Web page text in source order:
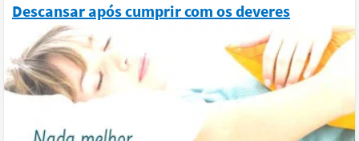
Descansar após cumprir com os deveres